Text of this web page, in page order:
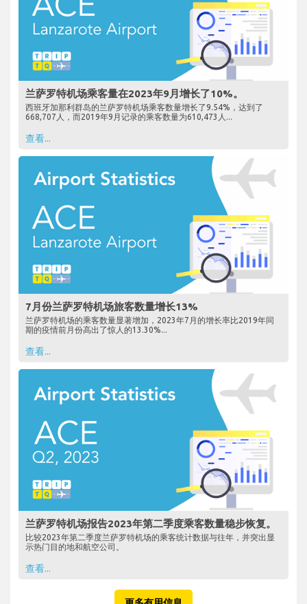
兰萨罗特机场乘客量在2023年9月增长了10%。
西班牙加那利群岛的兰萨罗特机场乘客数量增长了9.54%，达到了
668,707人，而2019年9月记录的乘客数量为610,473人...
查看...
7月份兰萨罗特机场旅客数量增长13%
兰萨罗特机场的乘客数量显著增加，2023年7月的增长率比2019年同
期的疫情前月份高出了惊人的13.30%...
查看...
兰萨罗特机场报告2023年第二季度乘客数量稳步恢复。
比较2023年第二季度兰萨罗特机场的乘客统计数据与往年，并突出显
示热门目的地和航空公司。
查看...